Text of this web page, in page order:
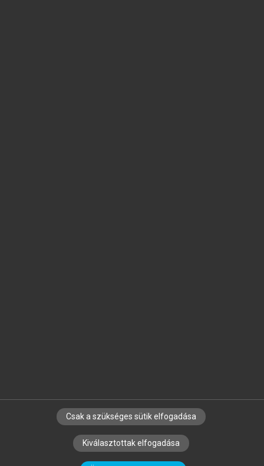
SZERZŐKNEK CÉGEKNEK KÖNYVTÁROSOKNAK
SZERKESZTÉSI ÉS LEKTORÁLÁSI ALAPELVEK
Csak a szükséges sütik elfogadása
Kiválasztottak elfogadása